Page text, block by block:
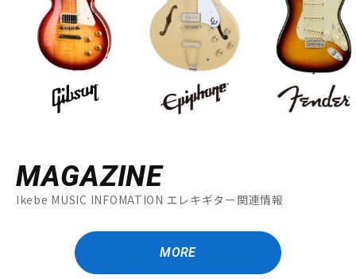
MAGAZINE
Ikebe MUSIC INFOMATION エレキギター関連情報
MORE